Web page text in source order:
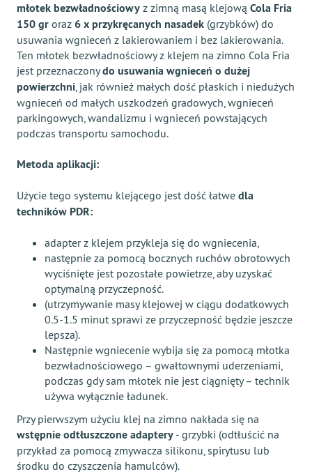
młotek bezwładnościowy z zimną masą klejową Cola Fria
150 gr oraz 6 х przykręcanych nasadek (grzybków) do
usuwania wgnieceń z lakierowaniem i bez lakierowania.
Ten młotek bezwładnościowy z klejem na zimno Cola Fria
jest przeznaczonydo usuwania wgnieceń o dużej
powierzchni, jak również małych dość płaskich i niedużych
wgnieceń od małych uszkodzeń gradowych, wgnieceń
parkingowych, wandalizmu i wgnieceń powstających
podczas transportu samochodu.
Metoda aplikacji:
Użycie tego systemu klejącego jest dość łatwe dla
techników PDR:
adapter z klejem przykleja się do wgniecenia,
następnie za pomocą bocznych ruchów obrotowych
wyciśnięte jest pozostałe powietrze, aby uzyskać
optymalną przyczepność.
(utrzymywanie masy klejowej w ciągu dodatkowych
0.5-1.5 minut sprawi ze przyczepność będzie jeszcze
lepsza).
Następnie wgniecenie wybija się za pomocą młotka
bezwładnościowego – gwałtownymi uderzeniami,
podczas gdy sam młotek nie jest ciągnięty – technik
używa wyłącznie ładunek.
Przy pierwszym użyciu klej na zimno nakłada się na
wstępnie odtłuszczone adaptery - grzybki (odtłuścić na
przykład za pomocą zmywacza silikonu, spirytusu lub
środku do czyszczenia hamulców).